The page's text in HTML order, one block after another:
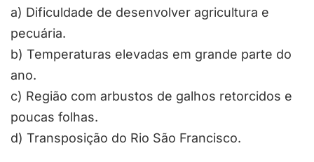
a) Dificuldade de desenvolver agricultura e
pecuária.
b) Temperaturas elevadas em grande parte do
ano.
c) Região com arbustos de galhos retorcidos e
poucas folhas.
d) Transposição do Rio São Francisco.